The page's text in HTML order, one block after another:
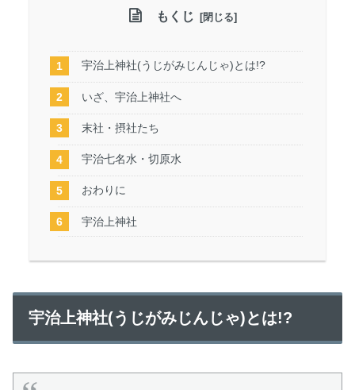
もくじ
宇治上神社(うじがみじんじゃ)とは!?
いざ、宇治上神社へ
末社・摂社たち
宇治七名水・切原水
おわりに
宇治上神社
宇治上神社(うじがみじんじゃ)とは!?